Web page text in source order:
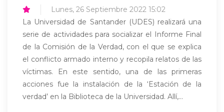
Lunes, 26 Septiembre 2022 15:02
La Universidad de Santander (UDES) realizará una
serie de actividades para socializar el Informe Final
de la Comisión de la Verdad, con el que se explica
el conflicto armado interno y recopila relatos de las
víctimas. En este sentido, una de las primeras
acciones fue la instalación de la ‘Estación de la
verdad’ en la Biblioteca de la Universidad. Allí,...